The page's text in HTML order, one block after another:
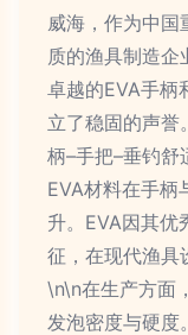
威海，作为中国
质的渔具制造
卓越的EVA手柄
立了稳固的声
柄–手把–垂钓
EVA材料在手柄
升。EVA因其优
征，在现代渔具
\n\n在生产方面
发泡密度与硬度